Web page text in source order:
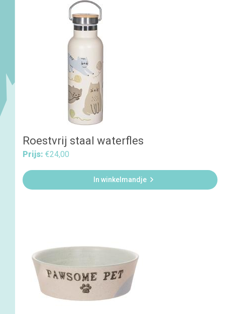
Roestvrij staal waterfles
Prijs: €24,00
In winkelmandje 